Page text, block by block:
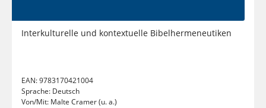
Interkulturelle und kontextuelle Bibelhermeneutiken
EAN:9783170421004
Sprache: Deutsch
Von/Mit: Malte Cramer (u. a.)